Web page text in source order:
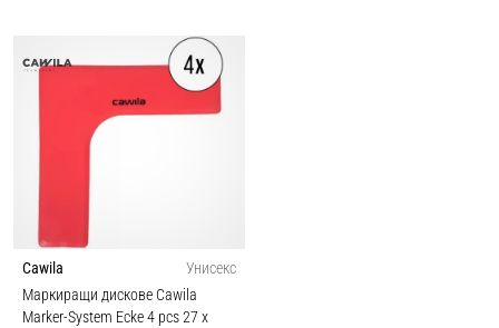
Cawila
Унисекс
Маркиращи дискове Cawila
Marker-System Ecke 4 pcs 27 x